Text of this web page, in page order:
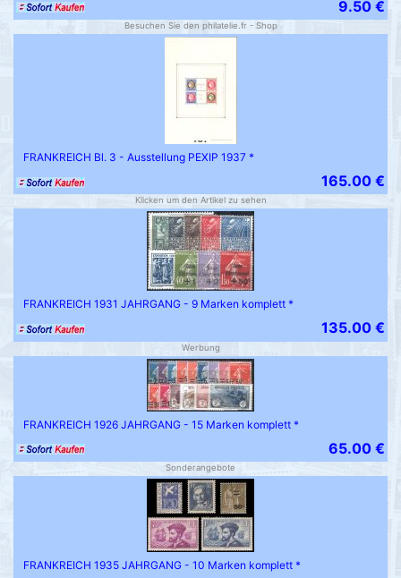
9.50 €
Besuchen Sie den philatelie.fr - Shop
FRANKREICH Bl. 3 - Ausstellung PEXIP 1937 *
165.00 €
Klicken um den Artikel zu sehen
FRANKREICH 1931 JAHRGANG - 9 Marken komplett *
135.00 €
Werbung
FRANKREICH 1926 JAHRGANG - 15 Marken komplett *
65.00 €
Sonderangebote
FRANKREICH 1935 JAHRGANG - 10 Marken komplett *